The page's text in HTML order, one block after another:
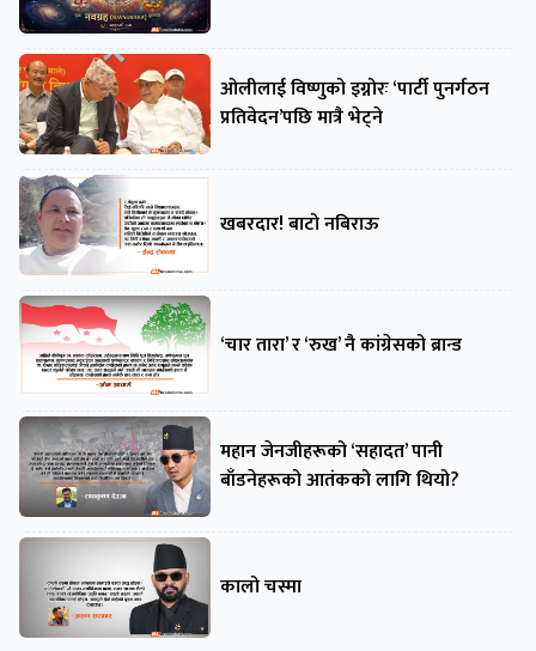
ओलीलाई विष्णुको इग्नोरः ‘पार्टी पुनर्गठन
प्रतिवेदन’पछि मात्रै भेट्ने
खबरदार! बाटो नबिराऊ
‘चार तारा’ र ‘रुख’ नै कांग्रेसको ब्रान्ड
महान जेनजीहरूको ‘सहादत’ पानी
बाँडनेहरूको आतंकको लागि थियो?
कालो चस्मा